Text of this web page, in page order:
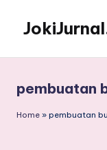
content
Publikasi
Jurnal
pembuatan
Home » pembuatan